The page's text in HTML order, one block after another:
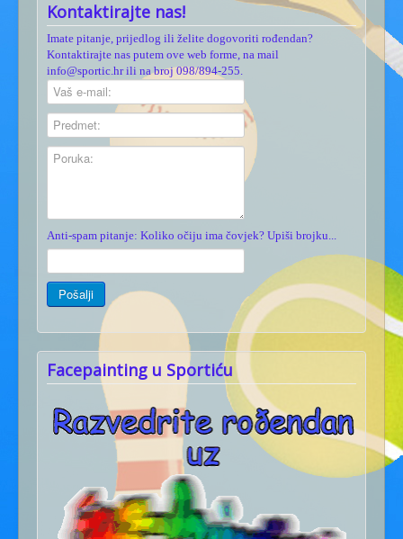
Kontaktirajte nas!
Imate pitanje, prijedlog ili želite dogovoriti rođendan?
Kontaktirajte nas putem ove web forme, na mail
info@sportic.hr ili na broj 098/894-255.
Anti-spam pitanje: Koliko očiju ima čovjek? Upiši brojku...
Facepainting u Sportiću